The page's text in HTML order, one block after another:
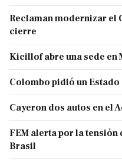
Reclaman modernizar el
cierre
Kicillof abre una sede en
Colombo pidió un Estado
Cayeron dos autos en el
FEM alerta por la
Brasil